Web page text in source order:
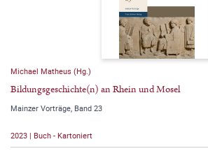
Michael Matheus (Hg.)
Bildungsgeschichte(n) an Rhein und Mosel
Mainzer Vorträge, Band 23
2023 | Buch - Kartoniert